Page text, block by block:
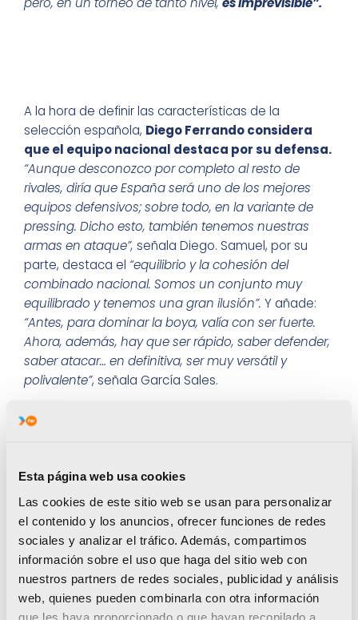
Esta página web usa cookies
Las cookies de este sitio web se usan para personalizar
el contenido y los anuncios, ofrecer funciones de redes
sociales y analizar el tráfico. Además, compartimos
información sobre el uso que haga del sitio web con
nuestros partners de redes sociales, publicidad y análisis
web, quienes pueden combinarla con otra información
que les haya proporcionado o que hayan recopilado a
A la hora de definir las características de la
selección española, Diego Ferrando considera
que el equipo nacional destaca por su defensa.
“Aunque desconozco por completo al resto de
rivales, diría que España será uno de los mejores
equipos defensivos; sobre todo, en la variante de
pressing. Dicho esto, también tenemos nuestras
armas en ataque”, señala Diego. Samuel, por su
parte, destaca el “equilibrio y la cohesión del
combinado nacional. Somos un conjunto muy
equilibrado y tenemos una gran ilusión”. Y añade:
“Antes, para dominar la boya, valía con ser fuerte.
Ahora, además, hay que ser rápido, saber defender,
saber atacar… en definitiva, ser muy versátil y
polivalente”, señala García Sales.
Como no podía ser de otra manera, los dos
del pasado mes de julio.Samuel, que juega de
boya, tiene como ídolo a Roger Tahull. Diego,
que actúa como lateral derecho, se inspira en
Alberto Munárriz y Blai Mallarach.De cara a la
próxima temporada, los dos waterpolistas
valencianos seguirán jugando en el Club Nou
Godella Natació. Además, formarán parte del
programa de tecnificación de waterpolo